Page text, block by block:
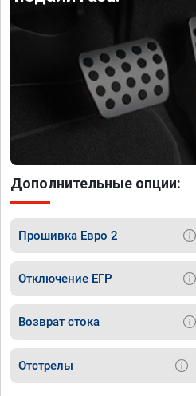
Дополнительные опции:
Прошивка Евро 2
Отключение ЕГР
Возврат стока
Отстрелы